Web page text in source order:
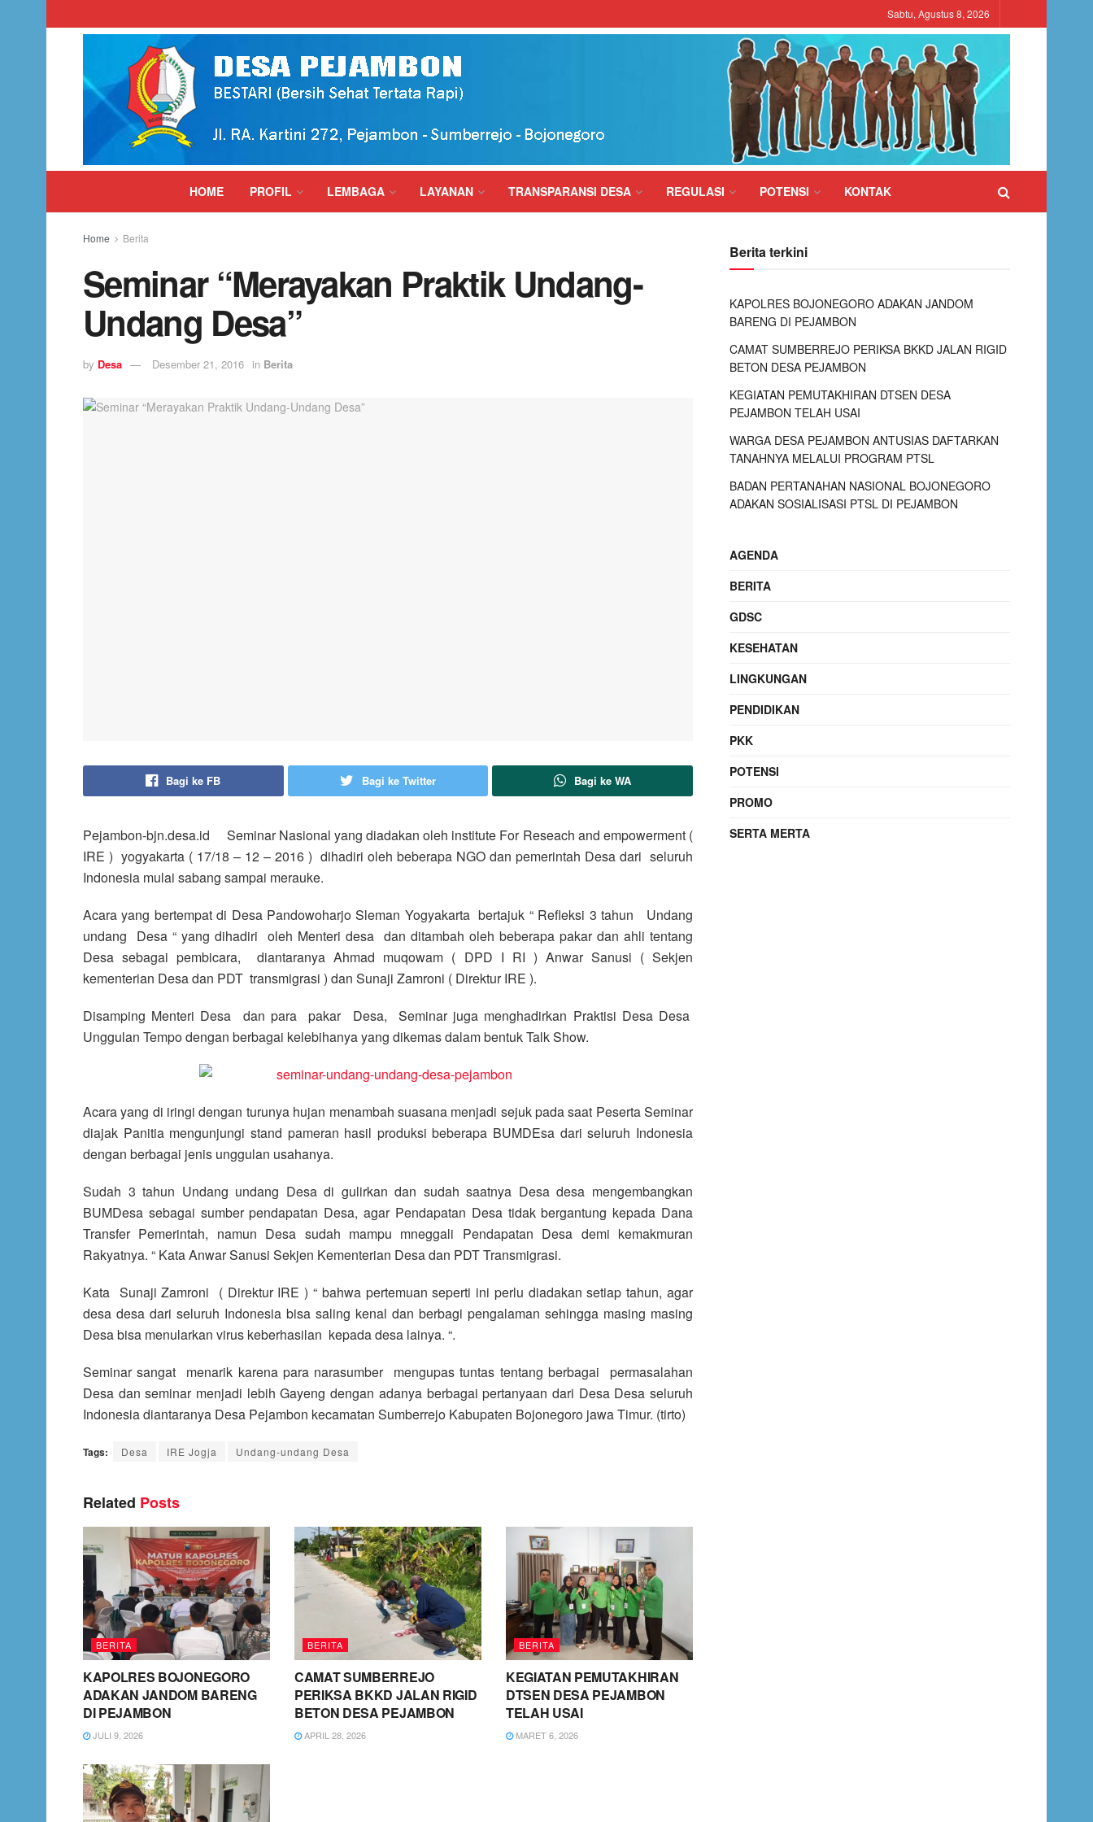
Sabtu, Agustus 8, 2026
HOME PROFIL LEMBAGA LAYANAN TRANSPARANSI DESA REGULASI POTENSI KONTAK
Home Berita
Seminar “Merayakan Praktik Undang-
Undang Desa”
by Desa Desember 21, 2016 in Berita
Bagi ke FB Bagi ke Twitter Bagi ke WA
Pejambon-bjn.desa.id Seminar Nasional yang diadakan oleh institute For Reseach and empowerment (
IRE ) yogyakarta ( 17/18 – 12 – 2016 ) dihadiri oleh beberapa NGO dan pemerintah Desa dari seluruh
Indonesia mulai sabang sampai merauke.
Acara yang bertempat di Desa Pandowoharjo Sleman Yogyakarta bertajuk “ Refleksi 3 tahun Undang
undang Desa “ yang dihadiri oleh Menteri desa dan ditambah oleh beberapa pakar dan ahli tentang
Desa sebagai pembicara, diantaranya Ahmad muqowam ( DPD I RI ) Anwar Sanusi ( Sekjen
kementerian Desa dan PDT transmigrasi ) dan Sunaji Zamroni ( Direktur IRE ).
Disamping Menteri Desa dan para pakar Desa, Seminar juga menghadirkan Praktisi Desa Desa
Unggulan Tempo dengan berbagai kelebihanya yang dikemas dalam bentuk Talk Show.
Acara yang di iringi dengan turunya hujan menambah suasana menjadi sejuk pada saat Peserta Seminar
diajak Panitia mengunjungi stand pameran hasil produksi beberapa BUMDEsa dari seluruh Indonesia
dengan berbagai jenis unggulan usahanya.
Sudah 3 tahun Undang undang Desa di gulirkan dan sudah saatnya Desa desa mengembangkan
BUMDesa sebagai sumber pendapatan Desa, agar Pendapatan Desa tidak bergantung kepada Dana
Transfer Pemerintah, namun Desa sudah mampu mneggali Pendapatan Desa demi kemakmuran
Rakyatnya. “ Kata Anwar Sanusi Sekjen Kementerian Desa dan PDT Transmigrasi.
Kata Sunaji Zamroni ( Direktur IRE ) “ bahwa pertemuan seperti ini perlu diadakan setiap tahun, agar
desa desa dari seluruh Indonesia bisa saling kenal dan berbagi pengalaman sehingga masing masing
Desa bisa menularkan virus keberhasilan kepada desa lainya. “.
Seminar sangat menarik karena para narasumber mengupas tuntas tentang berbagai permasalahan
Desa dan seminar menjadi lebih Gayeng dengan adanya berbagai pertanyaan dari Desa Desa seluruh
Indonesia diantaranya Desa Pejambon kecamatan Sumberrejo Kabupaten Bojonegoro jawa Timur. (tirto)
Tags: Desa IRE Jogja Undang-undang Desa
Related Posts
BERITA
KAPOLRES BOJONEGORO
ADAKAN JANDOM BARENG
DI PEJAMBON
JULI 9, 2026
BERITA
CAMAT SUMBERREJO
PERIKSA BKKD JALAN RIGID
BETON DESA PEJAMBON
APRIL 28, 2026
BERITA
KEGIATAN PEMUTAKHIRAN
DTSEN DESA PEJAMBON
TELAH USAI
MARET 6, 2026
Berita terkini
KAPOLRES BOJONEGORO ADAKAN JANDOM
BARENG DI PEJAMBON
CAMAT SUMBERREJO PERIKSA BKKD JALAN RIGID
BETON DESA PEJAMBON
KEGIATAN PEMUTAKHIRAN DTSEN DESA
PEJAMBON TELAH USAI
WARGA DESA PEJAMBON ANTUSIAS DAFTARKAN
TANAHNYA MELALUI PROGRAM PTSL
BADAN PERTANAHAN NASIONAL BOJONEGORO
ADAKAN SOSIALISASI PTSL DI PEJAMBON
AGENDA
BERITA
GDSC
KESEHATAN
LINGKUNGAN
PENDIDIKAN
PKK
POTENSI
PROMO
SERTA MERTA